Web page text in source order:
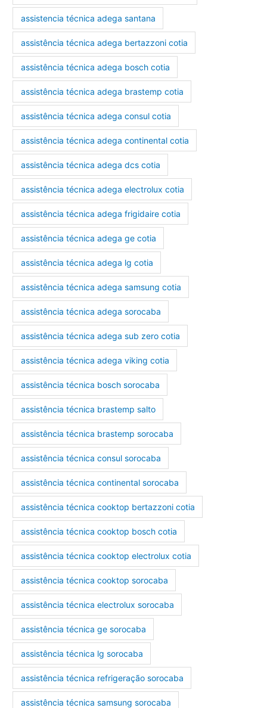
assistencia técnica adega santana
assistência técnica adega bertazzoni cotia
assistência técnica adega bosch cotia
assistência técnica adega brastemp cotia
assistência técnica adega consul cotia
assistência técnica adega continental cotia
assistência técnica adega dcs cotia
assistência técnica adega electrolux cotia
assistência técnica adega frigidaire cotia
assistência técnica adega ge cotia
assistência técnica adega lg cotia
assistência técnica adega samsung cotia
assistência técnica adega sorocaba
assistência técnica adega sub zero cotia
assistência técnica adega viking cotia
assistência técnica bosch sorocaba
assistência técnica brastemp salto
assistência técnica brastemp sorocaba
assistência técnica consul sorocaba
assistência técnica continental sorocaba
assistência técnica cooktop bertazzoni cotia
assistência técnica cooktop bosch cotia
assistência técnica cooktop electrolux cotia
assistência técnica cooktop sorocaba
assistência técnica electrolux sorocaba
assistência técnica ge sorocaba
assistência técnica lg sorocaba
assistência técnica refrigeração sorocaba
assistência técnica samsung sorocaba